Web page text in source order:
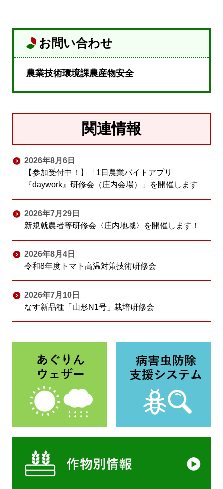
お問い合わせ
農業技術環境課農産物安全
関連情報
2026年8月6日
【参加受付中！】「1日農業バイトアプリ
『daywork』研修会（庄内会場）」を開催します
2026年7月29日
新規就農者等研修会〈庄内地域〉を開催します！
2026年8月4日
令和8年度トマト高温対策技術研修会
2026年7月10日
なす新品種「山形N1号」栽培研修会